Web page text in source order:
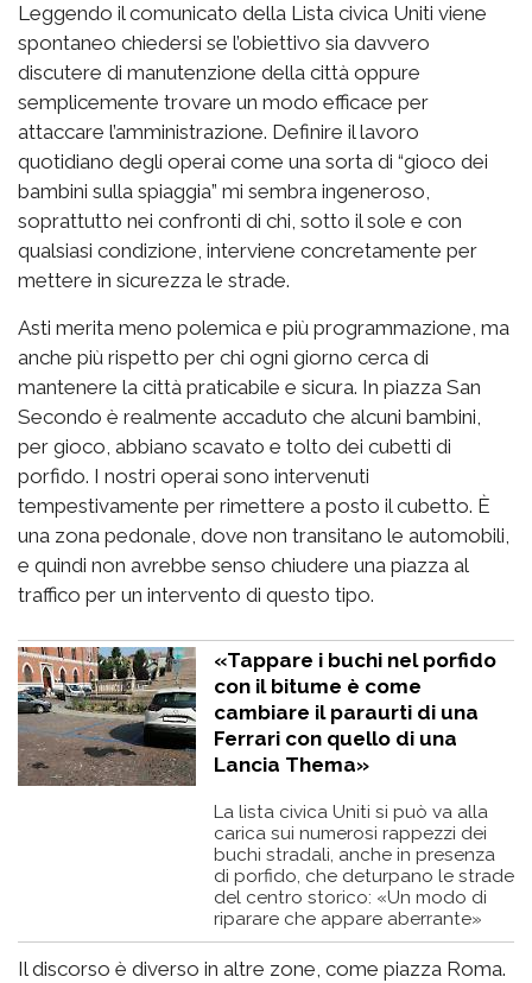
Leggendo il comunicato della Lista civica Uniti viene
spontaneo chiedersi se l’obiettivo sia davvero
discutere di manutenzione della città oppure
semplicemente trovare un modo efficace per
attaccare l’amministrazione. Definire il lavoro
quotidiano degli operai come una sorta di “gioco dei
bambini sulla spiaggia” mi sembra ingeneroso,
soprattutto nei confronti di chi, sotto il sole e con
qualsiasi condizione, interviene concretamente per
mettere in sicurezza le strade.
Asti merita meno polemica e più programmazione, ma
anche più rispetto per chi ogni giorno cerca di
mantenere la città praticabile e sicura. In piazza San
Secondo è realmente accaduto che alcuni bambini,
per gioco, abbiano scavato e tolto dei cubetti di
porfido. I nostri operai sono intervenuti
tempestivamente per rimettere a posto il cubetto. È
una zona pedonale, dove non transitano le automobili,
e quindi non avrebbe senso chiudere una piazza al
traffico per un intervento di questo tipo.
«Tappare i buchi nel porfido
con il bitume è come
cambiare il paraurti di una
Ferrari con quello di una
Lancia Thema»
La lista civica Uniti si può va alla
carica sui numerosi rappezzi dei
buchi stradali, anche in presenza
di porfido, che deturpano le strade
del centro storico: «Un modo di
riparare che appare aberrante»
Il discorso è diverso in altre zone, come piazza Roma.